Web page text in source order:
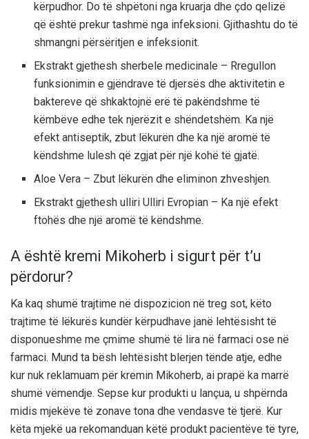
kërpudhor. Do të shpëtoni nga kruarja dhe çdo qelizë
që është prekur tashmë nga infeksioni. Gjithashtu do të
shmangni përsëritjen e infeksionit.
Ekstrakt gjethesh sherbele medicinale – Rregullon
funksionimin e gjëndrave të djersës dhe aktivitetin e
baktereve që shkaktojnë erë të pakëndshme të
këmbëve edhe tek njerëzit e shëndetshëm. Ka një
efekt antiseptik, zbut lëkurën dhe ka një aromë të
këndshme lulesh që zgjat për një kohë të gjatë.
Aloe Vera – Zbut lëkurën dhe eliminon zhveshjen.
Ekstrakt gjethesh ulliri Ulliri Evropian – Ka një efekt
ftohës dhe një aromë të këndshme.
A është kremi Mikoherb i sigurt për t’u
përdorur?
Ka kaq shumë trajtime në dispozicion në treg sot, këto
trajtime të lëkurës kundër kërpudhave janë lehtësisht të
disponueshme me çmime shumë të lira në farmaci ose në
farmaci. Mund ta bësh lehtësisht blerjen tënde atje, edhe
kur nuk reklamuam për kremin Mikoherb, ai prapë ka marrë
shumë vëmendje. Sepse kur produkti u lançua, u shpërnda
midis mjekëve të zonave tona dhe vendasve të tjerë. Kur
këta mjekë ua rekomanduan këtë produkt pacientëve të tyre,